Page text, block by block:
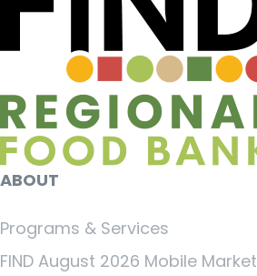
ABOUT
Programs & Services
FIND August 2026 Mobile